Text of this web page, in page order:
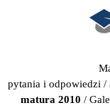
pytania i odpowiedzi /
matura 2010 /